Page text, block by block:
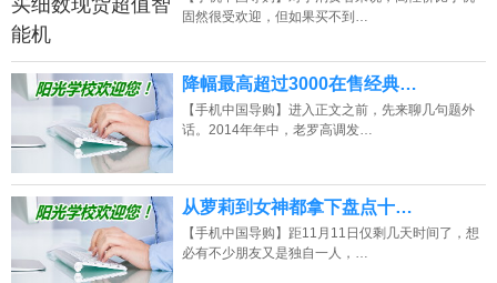
固然很受欢迎，但如果买不到…
降幅最高超过3000在售经典…
【手机中国导购】进入正文之前，先来聊几句题外
话。2014年年中，老罗高调发…
从萝莉到女神都拿下盘点十…
【手机中国导购】距11月11日仅剩几天时间了，想
必有不少朋友又是独自一人，…